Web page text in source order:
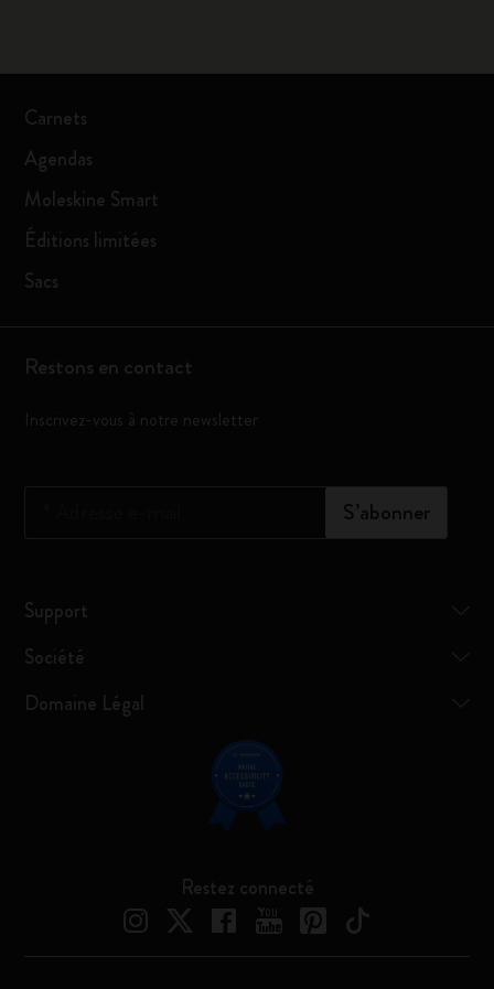
Carnets
Agendas
Moleskine Smart
Éditions limitées
Sacs
Restons en contact
Inscrivez-vous à notre newsletter
S’abonner
Support
Société
Domaine Légal
Restez connecté